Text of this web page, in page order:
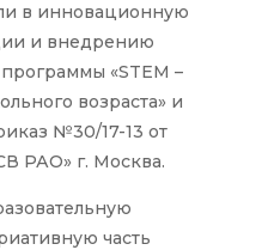
в инновационную
и внедрению
«STEM –
возраста» и
№30/17-13 от
РАО» г. Москва.
часть